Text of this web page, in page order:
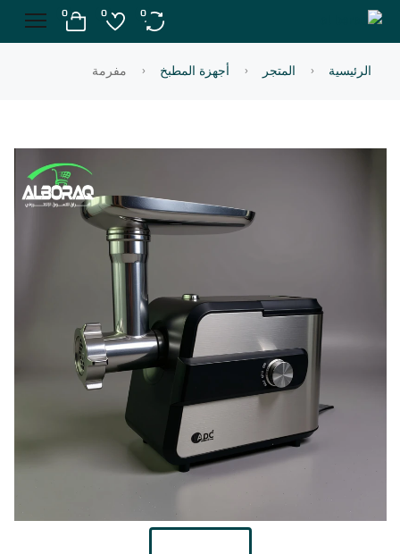
0
0
0
الرئيسية المتجر أجهزة المطبخ مفرمة